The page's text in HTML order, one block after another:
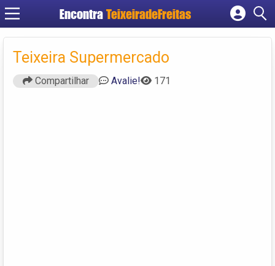
Encontra TeixeiradeFreitas
Cadastrar empresa
Criar conta
Teixeira Supermercado
Compartilhar Avalie! 171